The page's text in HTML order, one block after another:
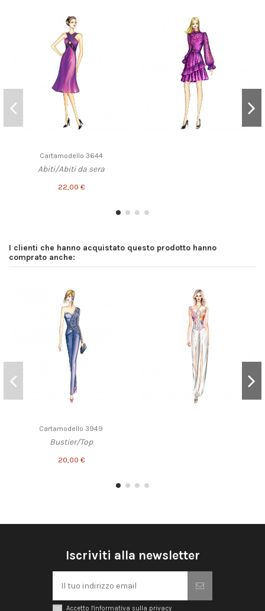
Cartamodello 3644
Abiti/Abiti da sera
22,00 €
I clienti che hanno acquistato questo prodotto hanno
comprato anche:
Cartamodello 3949
Bustier/Top
20,00 €
Iscriviti alla newsletter
Accetto l'informativa sulla privacy